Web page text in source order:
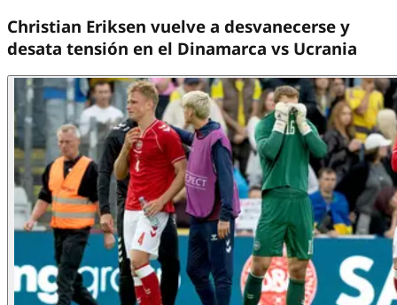
Christian Eriksen vuelve a desvanecerse y
desata tensión en el Dinamarca vs Ucrania